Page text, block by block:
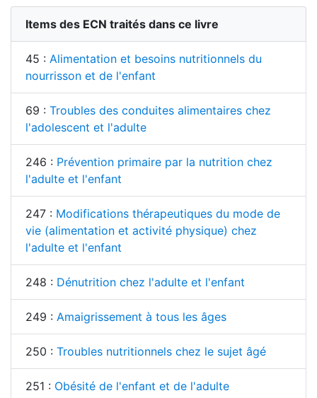
Items des ECN traités dans ce livre
45 : Alimentation et besoins nutritionnels du
nourrisson et de l'enfant
69 : Troubles des conduites alimentaires chez
l'adolescent et l'adulte
246 : Prévention primaire par la nutrition chez
l'adulte et l'enfant
247 : Modifications thérapeutiques du mode de
vie (alimentation et activité physique) chez
l'adulte et l'enfant
248 : Dénutrition chez l'adulte et l'enfant
249 : Amaigrissement à tous les âges
250 : Troubles nutritionnels chez le sujet âgé
251 : Obésité de l'enfant et de l'adulte